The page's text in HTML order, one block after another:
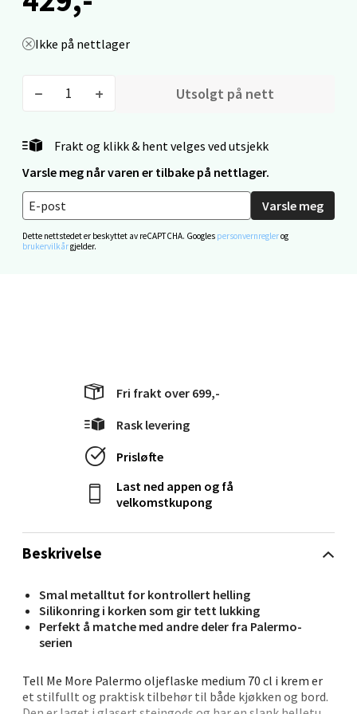
Ikke på nettlager
Utsolgt på nett
Frakt og klikk & hent velges ved utsjekk
Varsle meg når varen er tilbake på nettlager.
Varsle meg
Dette nettstedet er beskyttet av reCAPTCHA. Googles personvernreglerog
brukervilkårgjelder.
Beskrivelse
Smal metalltut for kontrollert helling
Silikonring i korken som gir tett lukking
Perfekt å matche med andre deler fra Palermo-
serien
Tell Me More Palermo oljeflaske medium 70 cl i krem er
et stilfullt og praktisk tilbehør til både kjøkken og bord.
Fri frakt over 699,-
Rask levering
Prisløfte
Last ned appen og få
velkomstkupong
Mo i Rana - Thon Senter Mo i Rana
Fridtjof Nansensgate 22, 8622 Mo i Rana
Åpent i dag 09-19
Langelandsvegen 25, 6010 Ålesund
Åpent i dag 10-20
0 i butikk
Molde - Moldetorget
Torget 1, 6413 Molde
Åpent i dag 10-20
0 i butikk
Velg